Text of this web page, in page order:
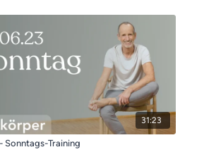
31:23
Sonntags-Training